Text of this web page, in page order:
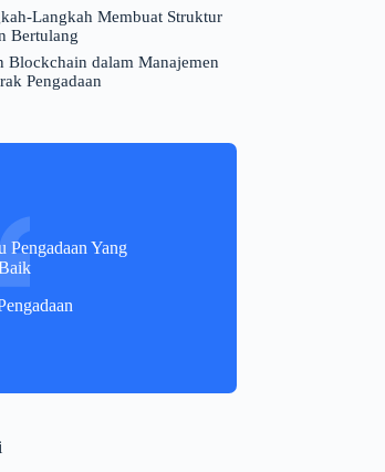
Langkah Membuat Struktur
Bertulang
Blockchain dalam Manajemen
Pengadaan
Pengadaan Yang